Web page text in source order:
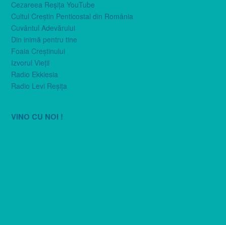
Cezareea Reşiţa YouTube
Cultul Creştin Penticostal din România
Cuvântul Adevărului
Din inimă pentru tine
Foaia Creştinului
Izvorul Vieţii
Radio Ekklesia
Radio Levi Reşiţa
VINO CU NOI !